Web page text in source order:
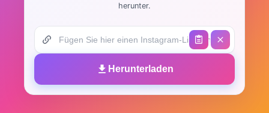
herunter.
Herunterladen